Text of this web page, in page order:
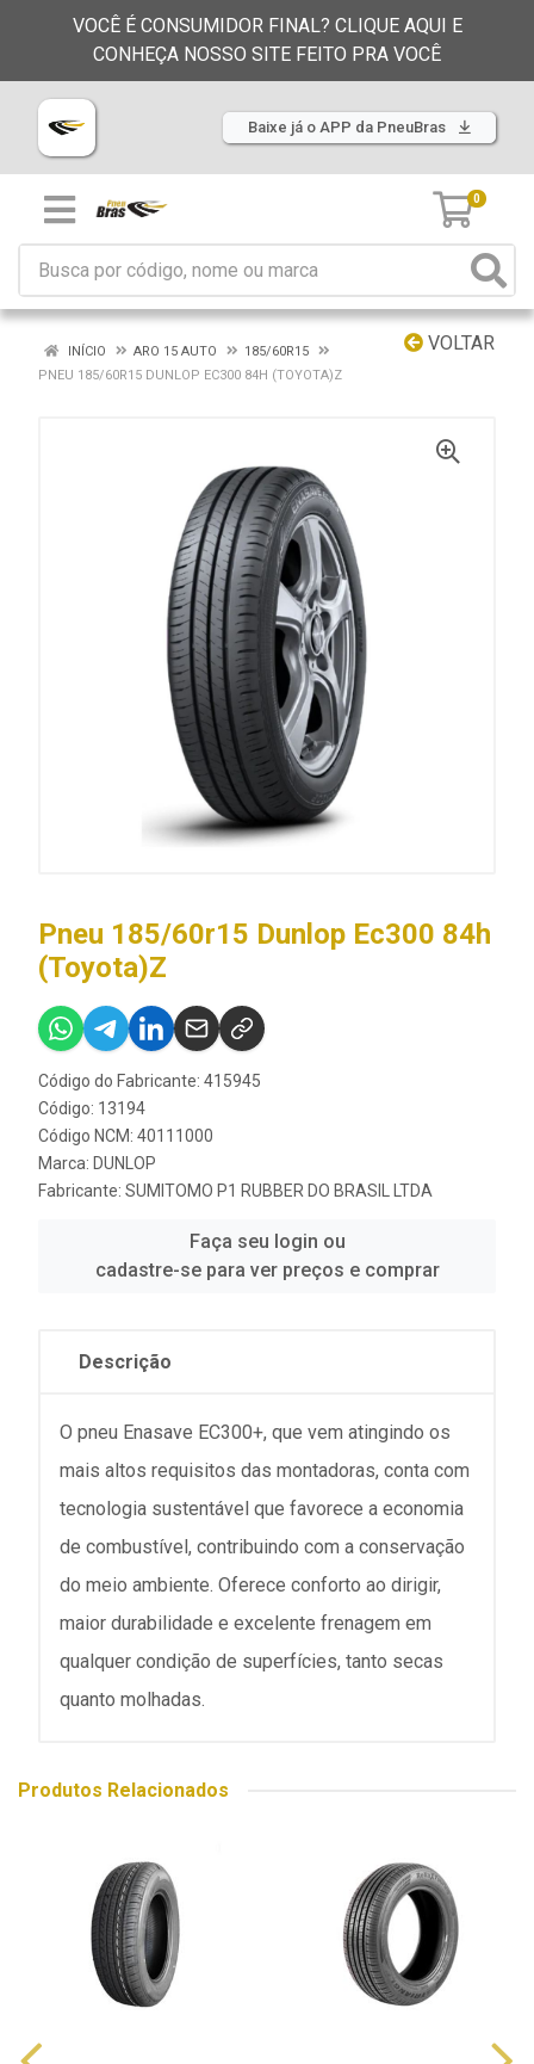
VOCÊ É CONSUMIDOR FINAL? CLIQUE AQUI E
CONHEÇA NOSSO SITE FEITO PRA VOCÊ
Baixe já o APP da PneuBras
0
VOLTAR
INÍCIO ARO 15 AUTO
185/60R15
PNEU 185/60R15 DUNLOP EC300 84H (TOYOTA)Z
Pneu 185/60r15 Dunlop Ec300 84h
(Toyota)Z
Código do Fabricante: 415945
Código: 13194
Código NCM: 40111000
Marca: DUNLOP
Fabricante: SUMITOMO P1 RUBBER DO BRASIL LTDA
Faça seu login ou
cadastre-se para ver preços e comprar
Descrição
O pneu Enasave EC300+, que vem atingindo os
mais altos requisitos das montadoras, conta com
tecnologia sustentável que favorece a economia
de combustível, contribuindo com a conservação
do meio ambiente. Oferece conforto ao dirigir,
maior durabilidade e excelente frenagem em
qualquer condição de superfícies, tanto secas
quanto molhadas.
Produtos Relacionados